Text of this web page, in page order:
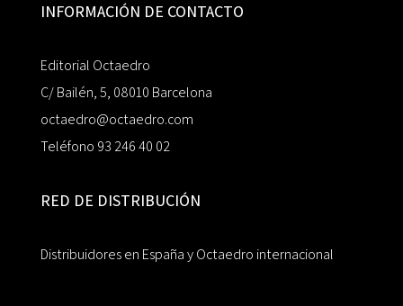
INFORMACIÓN DE CONTACTO
Editorial Octaedro
C/ Bailén, 5, 08010 Barcelona
octaedro@octaedro.com
Teléfono 93 246 40 02
RED DE DISTRIBUCIÓN
Distribuidores en España y Octaedro internacional